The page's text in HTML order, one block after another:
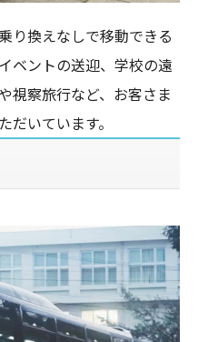
り換えなしで移動できる
ベントの送迎、学校の遠
視察旅行など、お客さま
いています。